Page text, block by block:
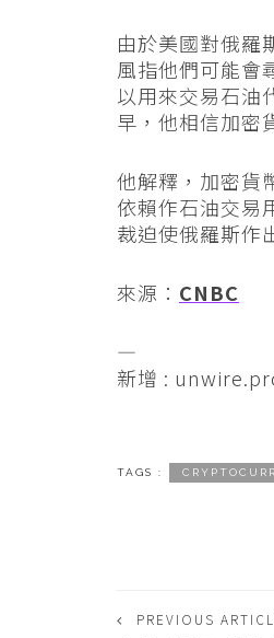
由於美國對俄羅
風指他們可能會
以用來交易石油
早，他相信加密
他解釋，加密貨
依賴作石油交易
裁迫使俄羅斯作
來源： CNBC
—
新增 :
TAGS :
PREVIOUS